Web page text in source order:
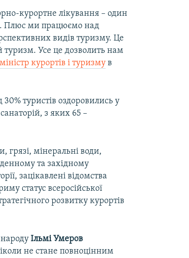
курортне лікування – один
Плюс ми працюємо над
видів туризму. Це
туризм. Усе це дозволить нам
курортів і туризму в
туристів оздоровились у
з яких 65 –
грязі, мінеральні води,
та західному
зацікавлені відомства
статус всеросійської
розвитку курортів
народуІльмі Умеров
не стане повноцінним